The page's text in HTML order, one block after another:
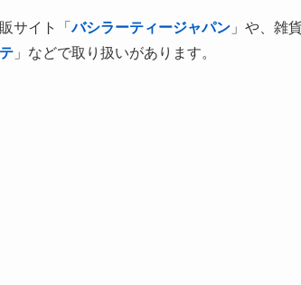
サイト「バシラーティージャパン 」や、雑
」などで取り扱いがあります。